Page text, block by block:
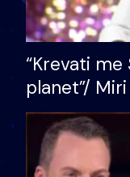
“Krevati
planet”/
bukura në
mungojë